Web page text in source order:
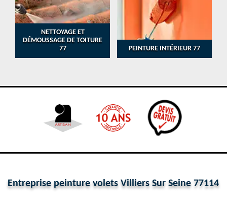
NETTOYAGE ET
DÉMOUSSAGE DE TOITURE
77
PEINTURE INTÉRIEUR 77
Entreprise peinture volets Villiers Sur Seine 77114